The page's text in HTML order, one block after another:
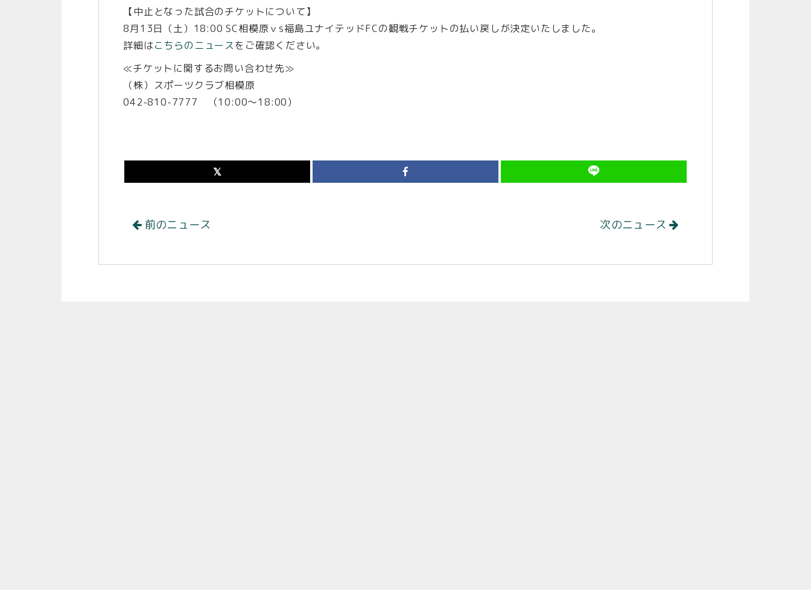
【中止となった試合のチケットについて】
8月13日（土）18:00 SC相模原ｖs福島ユナイテッドFCの観戦チケットの払い戻しが決定いたしました。
詳細はこちらのニュースをご確認ください。
≪チケットに関するお問い合わせ先≫
（株）スポーツクラブ相模原
042-810-7777 （10:00～18:00）
前のニュース 次のニュース